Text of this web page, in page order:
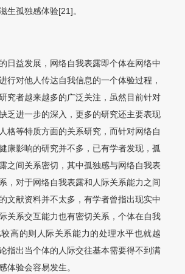
生孤独感体验[21]。
日益发展，网络自我表露即个体在网络中
行对他人传达自我信息的一个体验过程，
究者越来越多的广泛关注，虽然目前针对
乏进一步的深入，更多的研究还主要表现
格等特质方面的关系研究，而针对网络自
康影响的研究并不多，已有学者发现，孤
之间关系密切，其中孤独感与网络自我表
，对于网络自我表露和人际关系能力之间
文献资料并不太多，有学者曾指出现实中
关系交互能力也有密切关系，个体在自我
高的则人际关系能力的处理水平也就越
指出当个体的人际交往基本需要得不到满
体验会容易发生。